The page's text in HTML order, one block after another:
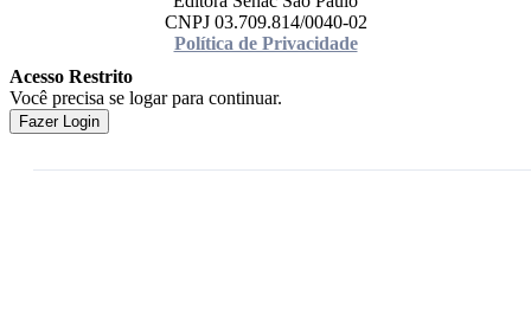
CNPJ 03.709.814/0040-02
Política de Privacidade
Acesso Restrito
Você precisa se logar para continuar.
Fazer Login